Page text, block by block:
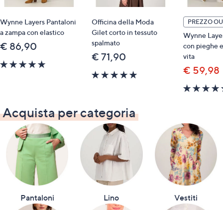
Wynne Layers Pantaloni
a zampa con elastico
€ 86,90
Officina della Moda
Gilet corto in tessuto
spalmato
€ 71,90
PREZZO
Wynne
con pieghe
vita
€ 59,98
Acquista per categoria
Pantaloni Lino Vestiti